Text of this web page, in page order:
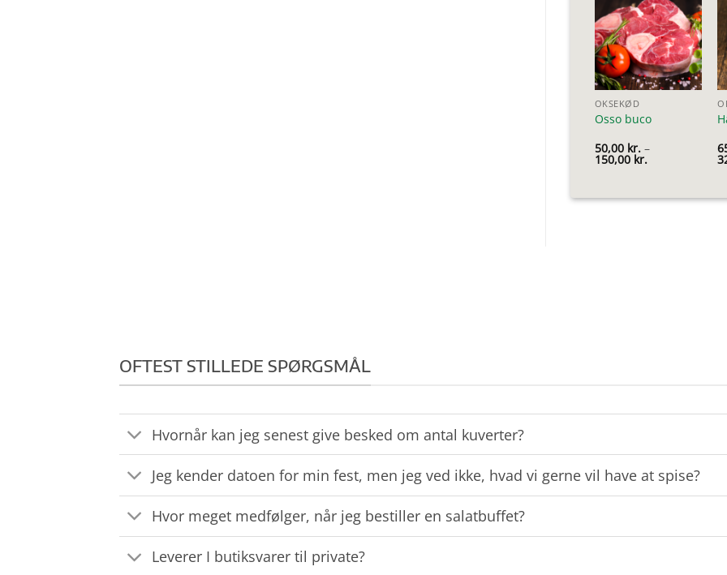
OKSEKØD
Osso buco
50,00 kr. –
150,00 kr.Prisinterval:
OFTEST STILLEDE SPØRGSMÅL
Hvornår kan jeg senest give besked om antal kuverter?
Jeg kender datoen for min fest, men jeg ved ikke, hvad vi gerne vil have at spise?
Hvor meget medfølger, når jeg bestiller en salatbuffet?
Leverer I butiksvarer til private?